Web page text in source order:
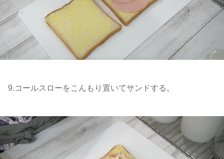
9.コールスローをこんもり置いてサンドする。